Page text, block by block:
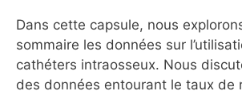
Dans cette capsule, nous
sommaire les données sur
cathéters intraosseux. Nous
des données entourant le taux de